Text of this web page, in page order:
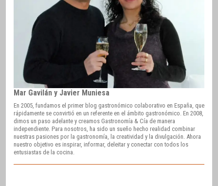
Mar Gavilán y Javier Muniesa
En 2005, fundamos el primer blog gastronómico colaborativo en España, que
rápidamente se convirtió en un referente en el ámbito gastronómico. En 2008,
dimos un paso adelante y creamos Gastronomía & Cía de manera
independiente. Para nosotros, ha sido un sueño hecho realidad combinar
nuestras pasiones por la gastronomía, la creatividad y la divulgación. Ahora
nuestro objetivo es inspirar, informar, deleitar y conectar con todos los
entusiastas de la cocina.